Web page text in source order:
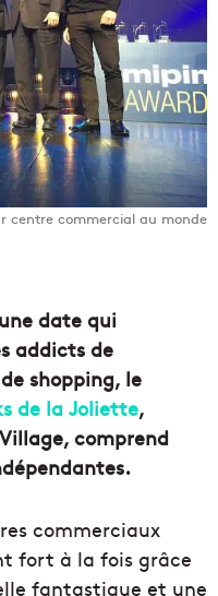
centre commercial au monde
date qui
addicts de
shopping, le
de la Joliette,
comprend
commerciaux
fort à la fois grâce
fantastique et une